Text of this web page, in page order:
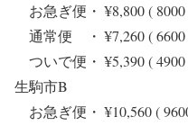
お急ぎ便・ ¥8,800 (
通常便 ・ ¥7,260 (
ついで便・ ¥5,390 (
生駒市B
お急ぎ便・ ¥10,560 (